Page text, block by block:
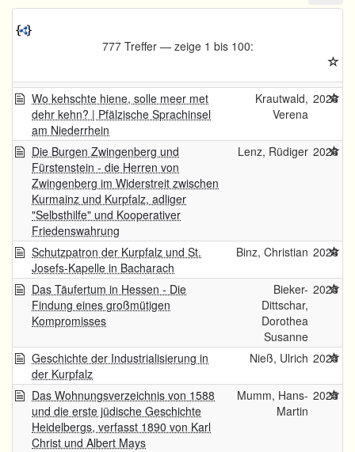
777 Treffer — zeige 1 bis 100:
Wo kehschte hiene, solle meer met
dehr kehn? | Pfälzische Sprachinsel
am Niederrhein
Krautwald,
Verena
2026
Die Burgen Zwingenberg und
Fürstenstein - die Herren von
Zwingenberg im Widerstreit zwischen
Kurmainz und Kurpfalz, adliger
"Selbsthilfe" und Kooperativer
Friedenswahrung
Lenz, Rüdiger 2026
Schutzpatron der Kurpfalz und St.
Josefs-Kapelle in Bacharach
Binz, Christian 2026
Das Täufertum in Hessen - Die
Findung eines großmütigen
Kompromisses
Bieker-
Dittschar,
Dorothea
Susanne
2025
Geschichte der Industrialisierung in
der Kurpfalz
Nieß, Ulrich 2025
Das Wohnungsverzeichnis von 1588
und die erste jüdische Geschichte
Heidelbergs, verfasst 1890 von Karl
Christ und Albert Mays
Mumm, Hans-
Martin
2025